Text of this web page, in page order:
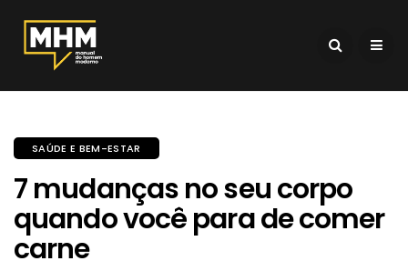
SAÚDE E BEM-ESTAR
7 mudanças no seu corpo
quando você para de comer
carne